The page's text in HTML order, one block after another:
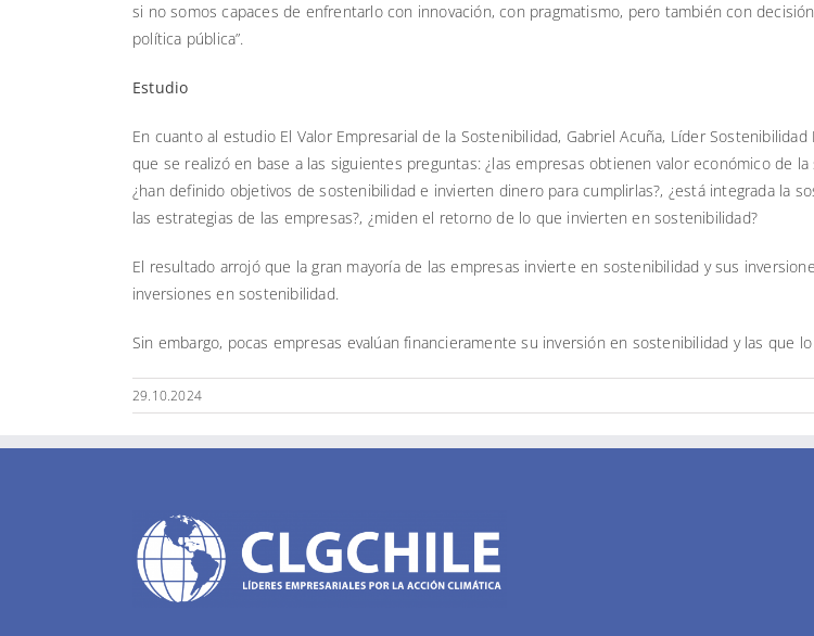
si no somos capaces de enfrentarlo con innovación, con pragmatismo, pero también con
política pública”.
Estudio
En cuanto al estudio El Valor Empresarial de la Sostenibilidad, Gabriel Acuña, Líder
que se realizó en base a las siguientes preguntas: ¿las empresas obtienen valor económico de la
¿han definido objetivos de sostenibilidad e invierten dinero para cumplirlas?, ¿está integrada la
las estrategias de las empresas?, ¿miden el retorno de lo que invierten en sostenibilidad?
El resultado arrojó que la gran mayoría de las empresas invierte en sostenibilidad y sus
inversiones en sostenibilidad.
Sin embargo, pocas empresas evalúan financieramente su inversión en sostenibilidad y las que
29.10.2024